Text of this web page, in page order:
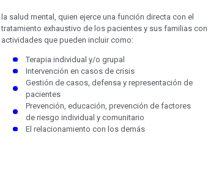
la salud mental, quien ejerce una función directa con el
tratamiento exhaustivo de los pacientes y sus familias con
actividades que pueden incluir como:
Terapia individual y/o grupal
Intervención en casos de crisis
Gestión de casos, defensa y representación de
pacientes
Prevención, educación, prevención de factores
de riesgo individual y comunitario
El relacionamiento con los demás